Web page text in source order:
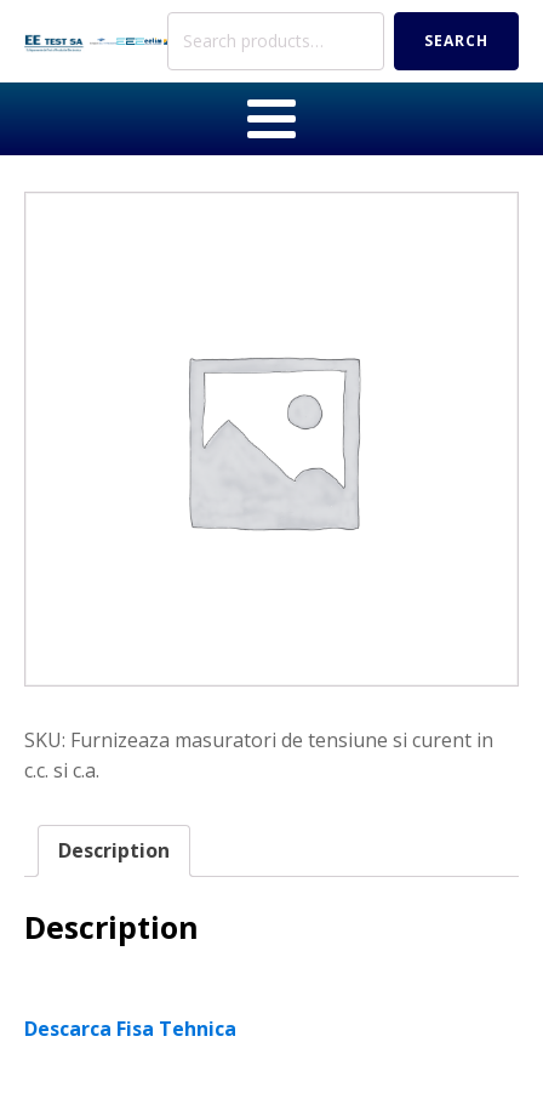
Search
SEARCH
SKU: Furnizeaza masuratori de tensiune si curent in
c.c. si c.a.
Description
Description
Descarca Fisa Tehnica